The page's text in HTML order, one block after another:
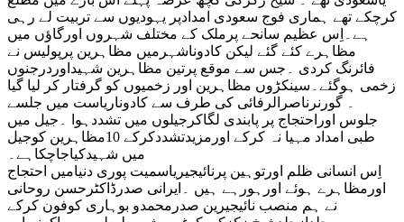
کرچکے تھے ہماری فوج سعودی امدادپر یہودیوں سے تربیت لے رہی
ہے۔اِس عظیم سانحے پرملک کے مختلف شہروں اورگاؤں میں
مظاہرے کئے گئے لیکن کادوناشہرمیں مظاہرین پرپولیس نے
فائرنگ کردی ۔جس سے موقع پرتین مظاہرین شہیداوردرجنوں
زخمی ہوگئے۔سینکڑوں مظاہرین اور زخمیوں کو گرفتار کر لیا گیا
۔ گورنرناصرالرفائی کی طرف سے کادوناریاست میں جلسے
جلوس اوراحتجاج پر پابندی لگاکرجیلوں میں تشددہوا ۔جیل میں
طبی امداد مہیا نہ کرکے اورمزیدتشددکرکے 10مظاہرین کوجیل
میں شہیدکیاجاچکاہے۔
اِس انسانی ظلم اورتوہین پرنائیجیریاسمیت پوری دنیامیں احتجاج
اورمظاہرے ہوئے اورہورہے ہیں ۔ایرانی صدرڈاکٹرحسن روحانی
نے ہم منصب نائیجیرین صدرمحمدو بوہاری کوفون کرکے